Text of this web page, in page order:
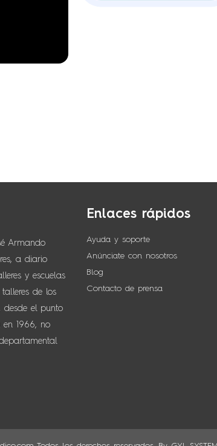
Armando
a diario
y escuelas
de los
desde el punto
1966, no
Enlaces rápidos
Ayuda y soporte
Anúnciate con nosotros
Blog
Contacto de prensa